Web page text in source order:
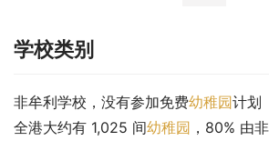
学校类别
非牟利学校，没有参加免费幼稚园计划
全港大约有 1,025 间幼稚园 ，80% 由